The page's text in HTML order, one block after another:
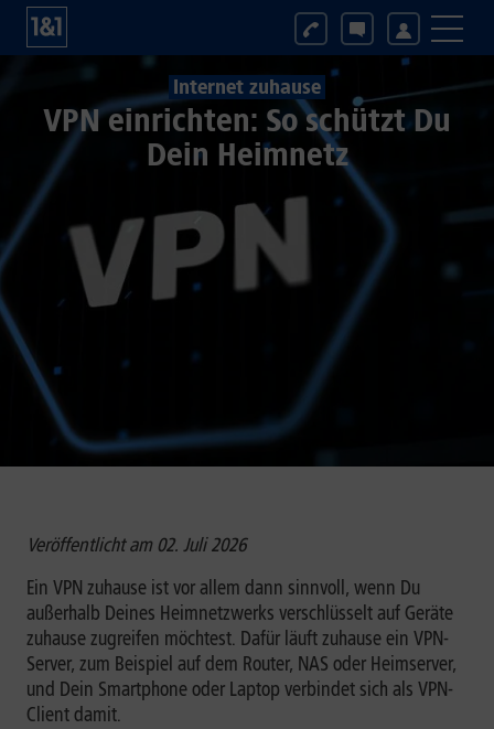
Internet zuhause
VPN einrichten: So schützt Du
Dein Heimnetz
Veröffentlicht am 02. Juli 2026
Ein VPN zuhause ist vor allem dann sinnvoll, wenn Du
außerhalb Deines Heimnetzwerks verschlüsselt auf Geräte
zuhause zugreifen möchtest. Dafür läuft zuhause ein VPN-
Server, zum Beispiel auf dem Router, NAS oder Heimserver,
und Dein Smartphone oder Laptop verbindet sich als VPN-
Client damit.